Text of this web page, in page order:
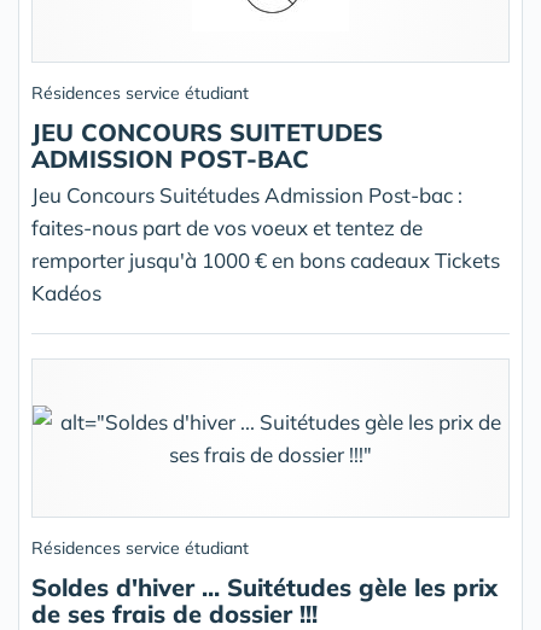
Résidences service étudiant
JEU CONCOURS SUITETUDES
ADMISSION POST-BAC
Jeu Concours Suitétudes Admission Post-bac :
faites-nous part de vos voeux et tentez de
remporter jusqu'à 1000 € en bons cadeaux Tickets
Kadéos
Résidences service étudiant
Soldes d'hiver ... Suitétudes gèle les prix
de ses frais de dossier !!!